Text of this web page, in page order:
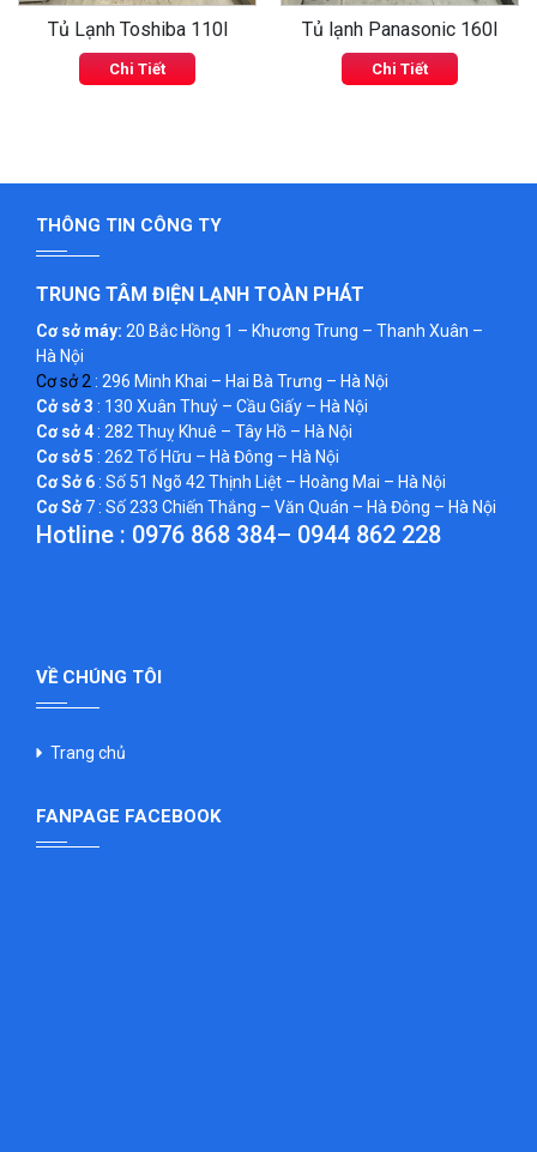
Tủ Lạnh Toshiba 110l
Chi Tiết
Tủ lạnh Panasonic 160l
Chi Tiết
THÔNG TIN CÔNG TY
TRUNG TÂM ĐIỆN LẠNH TOÀN PHÁT
Cơ sở máy: 20 Bắc Hồng 1 – Khương Trung – Thanh Xuân –
Hà Nội
Cơ sở 2 : 296 Minh Khai – Hai Bà Trưng – Hà Nội
Cở sở 3 : 130 Xuân Thuỷ – Cầu Giấy – Hà Nội
Cơ sở 4: 282 Thuỵ Khuê – Tây Hồ – Hà Nội
Cơ sở 5 : 262 Tố Hữu – Hà Đông – Hà Nội
Cơ Sở 6: Số 51 Ngõ 42 Thịnh Liệt – Hoàng Mai – Hà Nội
Cơ Sở7 : Số 233 Chiến Thắng – Văn Quán – Hà Đông – Hà Nội
Hotline : 0976 868 384– 0944 862 228
VỀ CHÚNG TÔI
Trang chủ
FANPAGE FACEBOOK